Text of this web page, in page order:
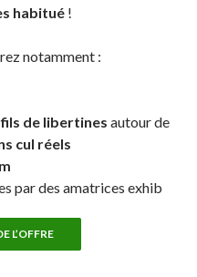
habitué !
notamment :
de libertines autour de
cul réels
par des amatrices exhib
L’OFFRE